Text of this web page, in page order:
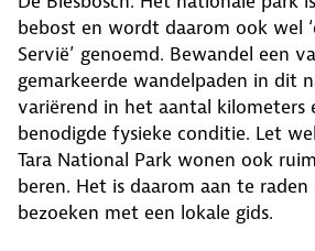
bebost en wordt daarom ook wel
Servië’ genoemd. Bewandel een
gemarkeerde wandelpaden in dit
variërend in het aantal kilometers
benodigde fysieke conditie. Let
Tara National Park wonen ook
beren. Het is daarom aan te
bezoeken met een lokale gids.